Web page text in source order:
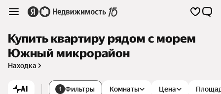
Купить квартиру рядом с морем
Южный микрорайон
Находка
AI 1 Фильтры Комнаты Цена